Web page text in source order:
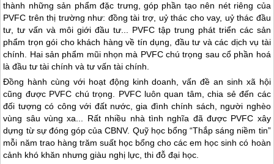
thành những sản phẩm đặc trưng, góp phần tạo nên nét riêng của
PVFC trên thị trường như: đồng tài trợ, uỷ thác cho vay, uỷ thác đầu
tư, tư vấn và môi giới đầu tư... PVFC tập trung phát triển các sản
phẩm trọn gói cho khách hàng về tín dụng, đầu tư và các dịch vụ tài
chính. Hai sản phẩm mũi nhọn mà PVFC chú trọng sau cổ phần hoá
là đầu tư tài chính và tư vấn tài chính.
Đồng hành cùng với hoạt động kinh doanh, vấn đề an sinh xã hội
cũng được PVFC chú trọng. PVFC luôn quan tâm, chia sẻ đến các
đối tượng có công với đất nước, gia đình chính sách, người nghèo
vùng sâu vùng xa... Rất nhiều nhà tình nghĩa đã được PVFC xây
dựng từ sự đóng góp của CBNV. Quỹ học bổng “Thắp sáng niềm tin”
mỗi năm trao hàng trăm suất học bổng cho các em học sinh có hoàn
cảnh khó khăn nhưng giàu nghị lực, thi đỗ đại học.